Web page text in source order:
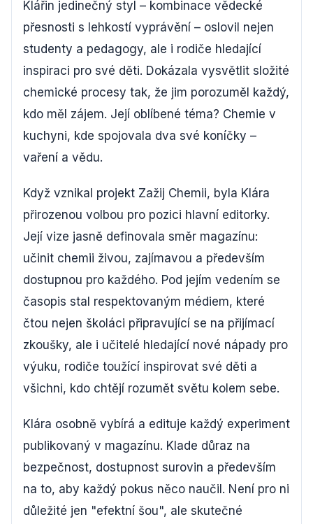
Klářin jedinečný styl – kombinace vědecké
přesnosti s lehkostí vyprávění – oslovil nejen
studenty a pedagogy, ale i rodiče hledající
inspiraci pro své děti. Dokázala vysvětlit složité
chemické procesy tak, že jim porozuměl každý,
kdo měl zájem. Její oblíbené téma? Chemie v
kuchyni, kde spojovala dva své koníčky –
vaření a vědu.
Když vznikal projekt Zažij Chemii, byla Klára
přirozenou volbou pro pozici hlavní editorky.
Její vize jasně definovala směr magazínu:
učinit chemii živou, zajímavou a především
dostupnou pro každého. Pod jejím vedením se
časopis stal respektovaným médiem, které
čtou nejen školáci připravující se na přijímací
zkoušky, ale i učitelé hledající nové nápady pro
výuku, rodiče toužící inspirovat své děti a
všichni, kdo chtějí rozumět světu kolem sebe.
Klára osobně vybírá a edituje každý experiment
publikovaný v magazínu. Klade důraz na
bezpečnost, dostupnost surovin a především
na to, aby každý pokus něco naučil. Není pro ni
důležité jen "efektní šou", ale skutečné